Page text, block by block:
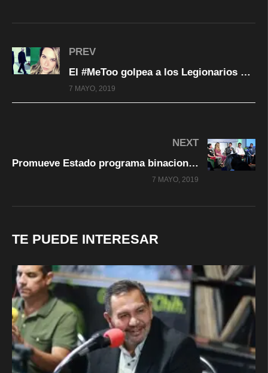
PREV
El #MeToo golpea a los Legionarios de Cristo
7 MAYO, 2019
NEXT
Promueve Estado programa binacional para impulsar el desarrollo económico de la región Juárez-El Paso
7 MAYO, 2019
TE PUEDE INTERESAR